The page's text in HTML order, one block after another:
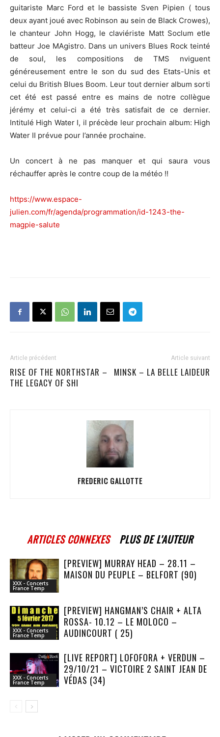
guitariste Marc Ford et le bassiste Sven Pipien ( tous
deux ayant joué avec Robinson au sein de Black Crowes),
le chanteur John Hogg, le claviériste Matt Soclum etle
batteur Joe MAgistro. Dans un univers Blues Rock teinté
de soul, les compositions de TMS nviguent
généreusement entre le son du sud des Etats-Unis et
celui du British Blues Boom. Leur tout dernier album sorti
cet été est passé entre es mains de notre collègue
jérémy et celui-ci a été très satisfait de ce dernier.
Intitulé High Water I, il précède leur prochain album: High
Water II prévue pour l’année prochaine.
Un concert à ne pas manquer et qui saura vous
réchauffer après le contre coup de la météo !!
https://www.espace-
julien.com/fr/agenda/programmation/id-1243-the-
magpie-salute
Article précédent
RISE OF THE NORTHSTAR –
THE LEGACY OF SHI
Article suivant
MINSK – LA BELLE LAIDEUR
FREDERIC GALLOTTE
ARTICLES CONNEXES PLUS DE L'AUTEUR
XXX - Concerts
France Temp
[PREVIEW] MURRAY HEAD – 28.11 –
MAISON DU PEUPLE – BELFORT (90)
XXX - Concerts
France Temp
[PREVIEW] HANGMAN’S CHAIR + ALTA
ROSSA- 10.12 – LE MOLOCO –
AUDINCOURT ( 25)
XXX - Concerts
France Temp
[LIVE REPORT] LOFOFORA + VERDUN –
29/10/21 – VICTOIRE 2 SAINT JEAN DE
VÉDAS (34)